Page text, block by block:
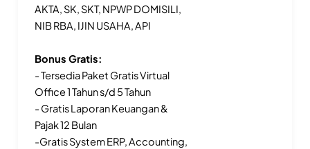
AKTA, SK, SKT, NPWP DOMISILI,
NIB RBA, IJIN USAHA, API
Bonus Gratis:
- Tersedia Paket Gratis Virtual
Office 1 Tahun s/d 5 Tahun
- Gratis Laporan Keuangan &
Pajak 12 Bulan
-Gratis System ERP, Accounting,